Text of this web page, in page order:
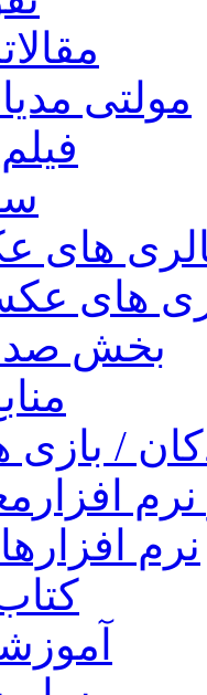
مقالات
مولتی مدیا
های
های
بخش
/
افزار
نرم